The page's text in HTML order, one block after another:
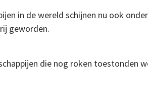
in de wereld schijnen nu ook
geworden.
die nog roken toestonden